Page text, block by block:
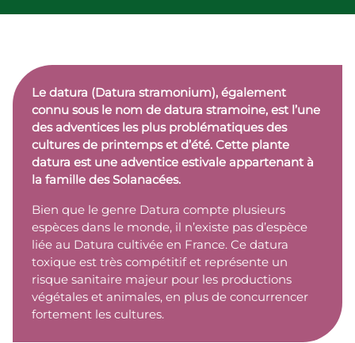
Le datura (Datura stramonium), également
connu sous le nom de datura stramoine, est l’une
des adventices les plus problématiques des
cultures de printemps et d’été. Cette plante
datura est une adventice estivale appartenant à
la famille des Solanacées.
Bien que le genre Datura compte plusieurs
espèces dans le monde, il n’existe pas d’espèce
liée au Datura cultivée en France. Ce datura
toxique est très compétitif et représente un
risque sanitaire majeur pour les productions
végétales et animales, en plus de concurrencer
fortement les cultures.